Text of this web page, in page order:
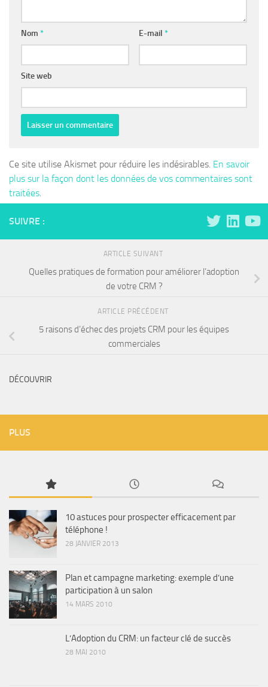
Nom * E-mail *
Site web
Ce site utilise Akismet pour réduire les indésirables. En savoir
plus sur la façon dont les données de vos commentaires sont
traitées.
SUIVRE :
ARTICLE SUIVANT
Quelles pratiques de formation pour améliorer l’adoption
de votre CRM ?
ARTICLE PRÉCÉDENT
5 raisons d’échec des projets CRM pour les équipes
commerciales
DÉCOUVRIR
PLUS
10 astuces pour prospecter efficacement par
téléphone !
28 JANVIER 2013
Plan et campagne marketing: exemple d’une
participation à un salon
14 MARS 2010
L’Adoption du CRM: un facteur clé de succès
28 MAI 2010